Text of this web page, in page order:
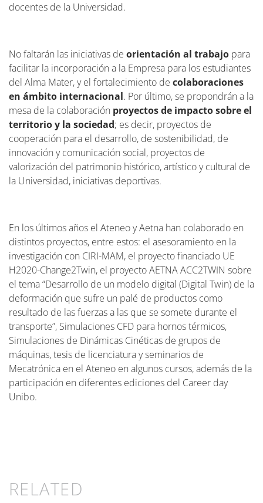
docentes de la Universidad.
No faltarán las iniciativas de orientación al trabajo para
facilitar la incorporación a la Empresa para los estudiantes
del Alma Mater, y el fortalecimiento de colaboraciones
en ámbito internacional. Por último, se propondrán a la
mesa de la colaboración proyectos de impacto sobre el
territorio y la sociedad; es decir, proyectos de
cooperación para el desarrollo, de sostenibilidad, de
innovación y comunicación social, proyectos de
valorización del patrimonio histórico, artístico y cultural de
la Universidad, iniciativas deportivas.
En los últimos años el Ateneo y Aetna han colaborado en
distintos proyectos, entre estos: el asesoramiento en la
investigación con CIRI-MAM, el proyecto financiado UE
H2020-Change2Twin, el proyecto AETNA ACC2TWIN sobre
el tema “Desarrollo de un modelo digital (Digital Twin) de la
deformación que sufre un palé de productos como
resultado de las fuerzas a las que se somete durante el
transporte”, Simulaciones CFD para hornos térmicos,
Simulaciones de Dinámicas Cinéticas de grupos de
máquinas, tesis de licenciatura y seminarios de
Mecatrónica en el Ateneo en algunos cursos, además de la
participación en diferentes ediciones del Career day
Unibo.
RELATED